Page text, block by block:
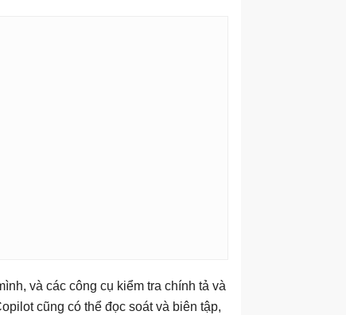
và các công cụ kiểm tra chính tả và
cũng có thể đọc soát và biên tập,